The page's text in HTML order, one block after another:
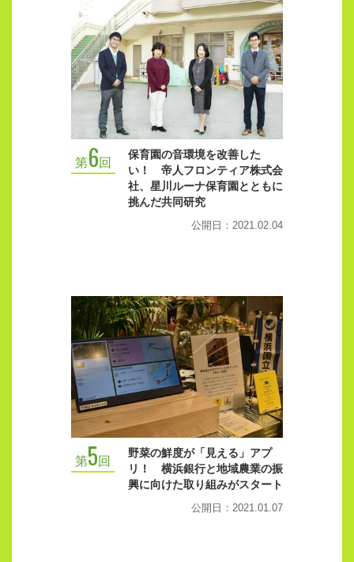
第6回
保育園の音環境を改善した
い！ 帝人フロンティア株式会
社、星川ルーナ保育園とともに
挑んだ共同研究
公開日：2021.02.04
第5回
野菜の鮮度が「見える」アプ
リ！ 横浜銀行と地域農業の振
興に向けた取り組みがスタート
公開日：2021.01.07